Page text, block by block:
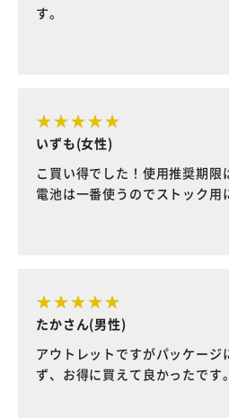
す。
いずも(女性)
こ買い得でした！使用推奨期
電池は一番使うのでストック用
たかさん(男性)
アウトレットですがパッケージ
ず、お得に買えて良かったです。